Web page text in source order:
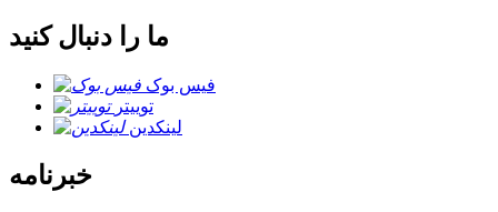
ما را دنبال کنید
فیس بوک
توییتر
لینکدین
خبرنامه